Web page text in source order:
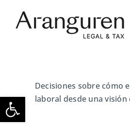
Open toolbar
content
Decisiones sobre cómo
laboral desde una